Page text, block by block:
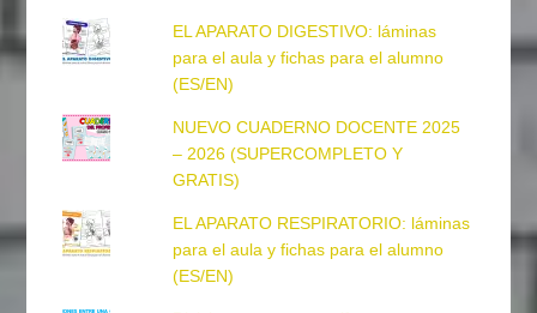
EL APARATO DIGESTIVO: láminas
para el aula y fichas para el alumno
(ES/EN)
NUEVO CUADERNO DOCENTE 2025
– 2026 (SUPERCOMPLETO Y
GRATIS)
EL APARATO RESPIRATORIO: láminas
para el aula y fichas para el alumno
(ES/EN)